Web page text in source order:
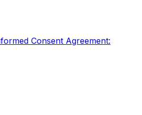
Consent Agreement: